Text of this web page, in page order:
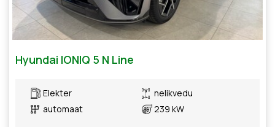
Hyundai IONIQ 5 N Line
Elekter
automaat
nelikvedu
239 kW